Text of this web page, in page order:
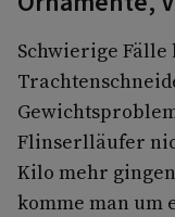
Schwierige
Flinserlläufer
Kilo mehr
komme man um